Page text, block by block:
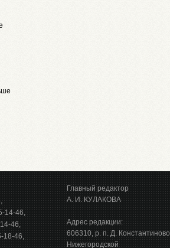
14-46,
46,
18-46,
Главный редактор
А. И. КУЛАКОВА
Адрес редакции:
606310, р. п. Д. Константиново
Нижегородской